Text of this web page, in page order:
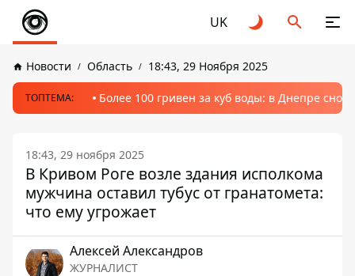
UK
Новости Область 18:43, 29 Ноября 2025
ТОПТЕМА: Более 100 гривен за куб воды: в Днепре
18:43, 29 ноября 2025
В Кривом Роге возле здания исполкома
мужчина оставил тубус от гранатомета:
что ему угрожает
Алексей Александров
ЖУРНАЛИСТ